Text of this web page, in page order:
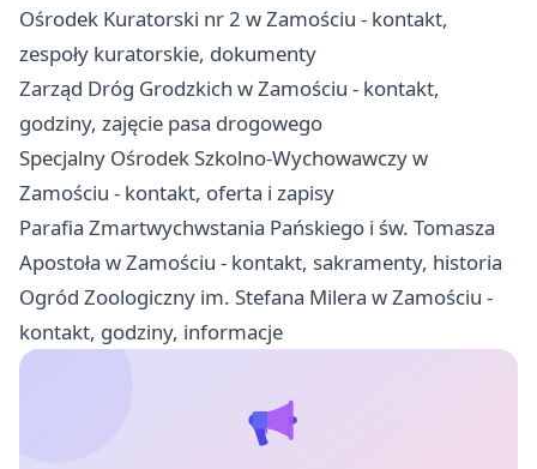
Ośrodek Kuratorski nr 2 w Zamościu - kontakt,
zespoły kuratorskie, dokumenty
Zarząd Dróg Grodzkich w Zamościu - kontakt,
godziny, zajęcie pasa drogowego
Specjalny Ośrodek Szkolno-Wychowawczy w
Zamościu - kontakt, oferta i zapisy
Parafia Zmartwychwstania Pańskiego i św. Tomasza
Apostoła w Zamościu - kontakt, sakramenty, historia
Ogród Zoologiczny im. Stefana Milera w Zamościu -
kontakt, godziny, informacje